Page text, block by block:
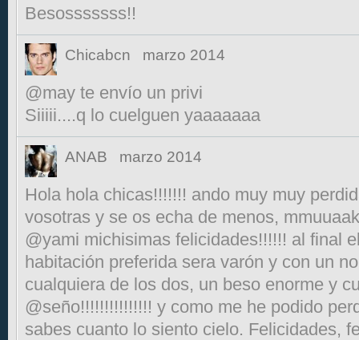
Besosssssss!!
Chicabcn marzo 2014
@may te envío un privi
Siiiii....q lo cuelguen yaaaaaaa
ANAB marzo 2014
Hola hola chicas!!!!!!! ando muy muy
vosotras y se os echa de menos,
@yami michisimas felicidades!!!!!! al final
habitación preferida sera varón y con un
cualquiera de los dos, un beso enorme y
@seño!!!!!!!!!!!!!!! y como me he podido
sabes cuanto lo siento cielo. Felicidades,